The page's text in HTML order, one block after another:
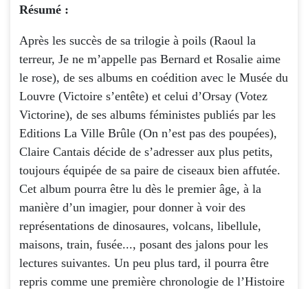
Résumé :
Après les succès de sa trilogie à poils (Raoul la
terreur, Je ne m’appelle pas Bernard et Rosalie aime
le rose), de ses albums en coédition avec le Musée du
Louvre (Victoire s’entête) et celui d’Orsay (Votez
Victorine), de ses albums féministes publiés par les
Editions La Ville Brûle (On n’est pas des poupées),
Claire Cantais décide de s’adresser aux plus petits,
toujours équipée de sa paire de ciseaux bien affutée.
Cet album pourra être lu dès le premier âge, à la
manière d’un imagier, pour donner à voir des
représentations de dinosaures, volcans, libellule,
maisons, train, fusée..., posant des jalons pour les
lectures suivantes. Un peu plus tard, il pourra être
repris comme une première chronologie de l’Histoire